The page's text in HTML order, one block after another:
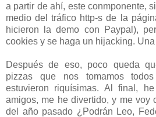
a partir de ahí, este conmponente,
medio del tráfico http-s de la
hicieron la demo con Paypal),
cookies y se haga un hijacking.
Después de eso, poco queda
pizzas que nos tomamos
estuvieron riquísimas. Al final,
amigos, me he divertido, y me voy
del año pasado ¿Podrán Leo,